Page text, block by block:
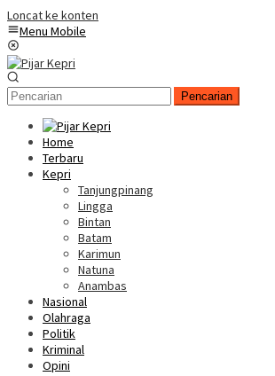
Loncat ke konten
Menu Mobile
Pencarian
Home
Terbaru
Kepri
Tanjungpinang
Lingga
Bintan
Batam
Karimun
Natuna
Anambas
Nasional
Olahraga
Politik
Kriminal
Opini